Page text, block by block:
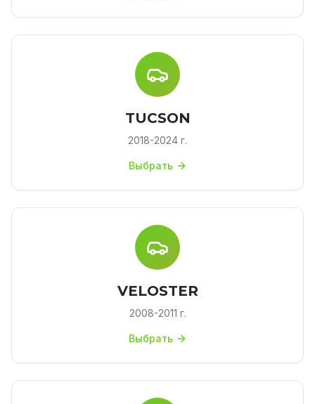
TUCSON
2018-2024 г.
Выбрать
VELOSTER
2008-2011 г.
Выбрать